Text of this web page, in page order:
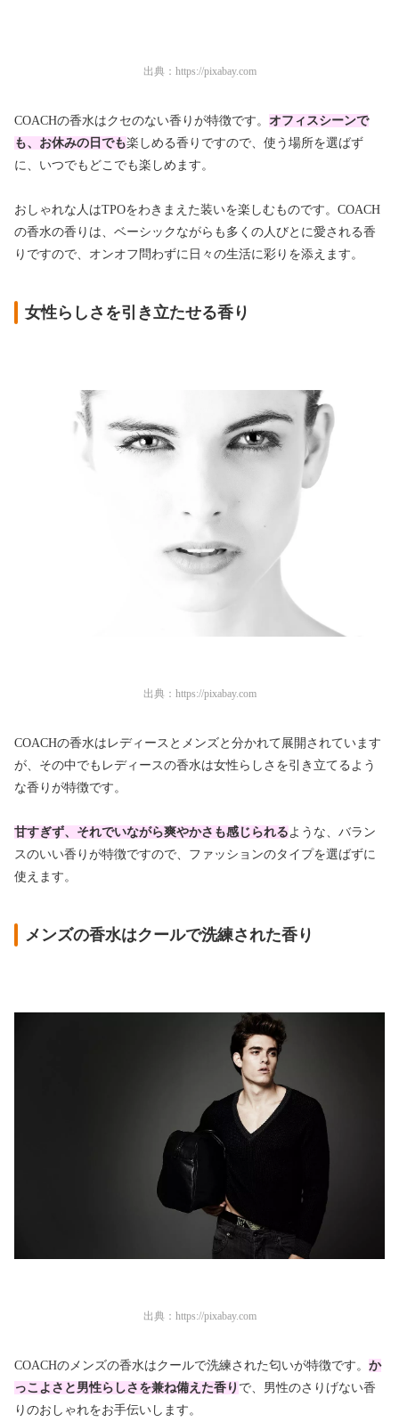
出典： https://pixabay.com
COACHの香水はクセのない香りが特徴です。 オフィスシーンで
も、お休みの日でも楽しめる香りですので、使う場所を選ばず
に、いつでもどこでも楽しめます。
おしゃれな人はTPOをわきまえた装いを楽しむものです。COACH
の香水の香りは、ベーシックながらも多くの人びとに愛される香
りですので、オンオフ問わずに日々の生活に彩りを添えます。
女性らしさを引き立たせる香り
出典： https://pixabay.com
COACHの香水はレディースとメンズと分かれて展開されています
が、その中でもレディースの香水は女性らしさを引き立てるよう
な香りが特徴です。
甘すぎず、それでいながら爽やかさも感じられるような、バラン
スのいい香りが特徴ですので、ファッションのタイプを選ばずに
使えます。
メンズの香水はクールで洗練された香り
出典： https://pixabay.com
COACHのメンズの香水はクールで洗練された匂いが特徴です。 か
っこよさと男性らしさを兼ね備えた香り で、男性のさりげない香
りのおしゃれをお手伝いします。